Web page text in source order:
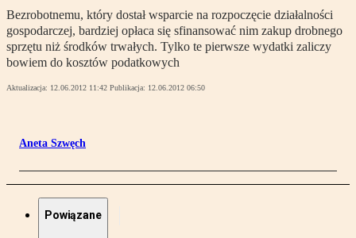
Bezrobotnemu, który dostał wsparcie na rozpoczęcie działalności
gospodarczej, bardziej opłaca się sfinansować nim zakup drobnego
sprzętu niż środków trwałych. Tylko te pierwsze wydatki zaliczy
bowiem do kosztów podatkowych
Aktualizacja: 12.06.2012 11:42 Publikacja: 12.06.2012 06:50
Aneta Szwęch
Powiązane